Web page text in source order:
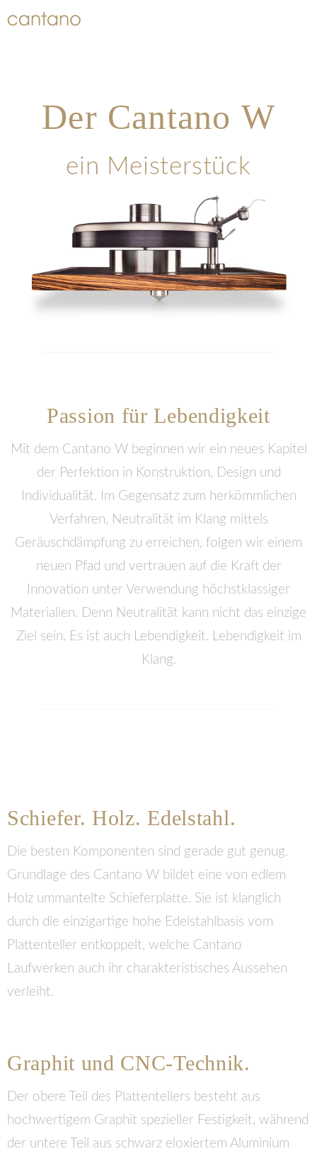
Der Cantano W
ein Meisterstück
Passion für Lebendigkeit
Mit dem Cantano W beginnen wir ein neues Kapitel
der Perfektion in Konstruktion, Design und
Individualität. Im Gegensatz zum herkömmlichen
Verfahren, Neutralität im Klang mittels
Geräuschdämpfung zu erreichen, folgen wir einem
neuen Pfad und vertrauen auf die Kraft der
Innovation unter Verwendung höchstklassiger
Materialien. Denn Neutralität kann nicht das einzige
Ziel sein. Es ist auch Lebendigkeit. Lebendigkeit im
Klang.
Schiefer. Holz. Edelstahl.
Die besten Komponenten sind gerade gut genug.
Grundlage des Cantano W bildet eine von edlem
Holz ummantelte Schieferplatte. Sie ist klanglich
durch die einzigartige hohe Edelstahlbasis vom
Plattenteller entkoppelt, welche Cantano
Laufwerken auch ihr charakteristisches Aussehen
verleiht.
Graphit und CNC-Technik.
Der obere Teil des Plattentellers besteht aus
hochwertigem Graphit spezieller Festigkeit, während
der untere Teil aus schwarz eloxiertem Aluminium